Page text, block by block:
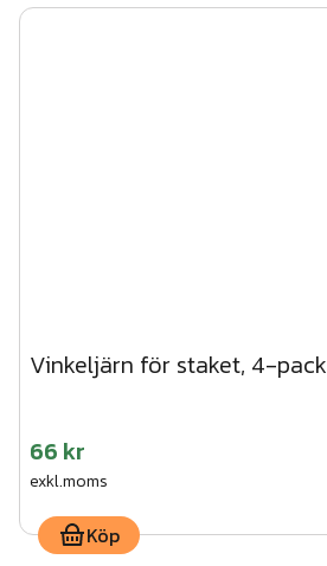
Vinkeljärn för staket, 4-pack
66 kr
exkl.moms
Köp